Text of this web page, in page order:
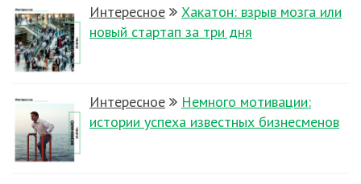
Интересное
Хакатон: взрыв мозга или
новый стартап за три дня
Интересное
Немного мотивации:
истории успеха известных бизнесменов